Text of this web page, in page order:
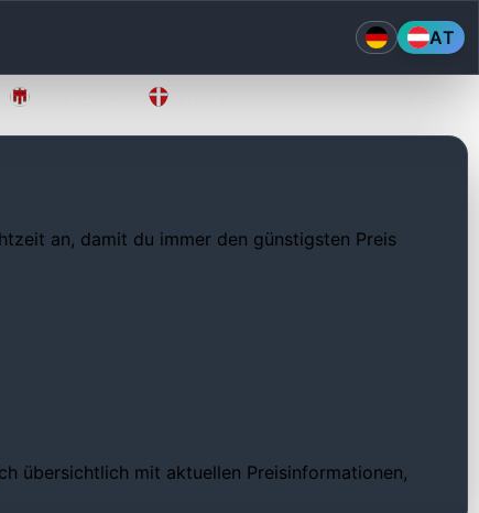
AT
an, damit du immer den günstigsten Preis
übersichtlich mit aktuellen Preisinformationen,